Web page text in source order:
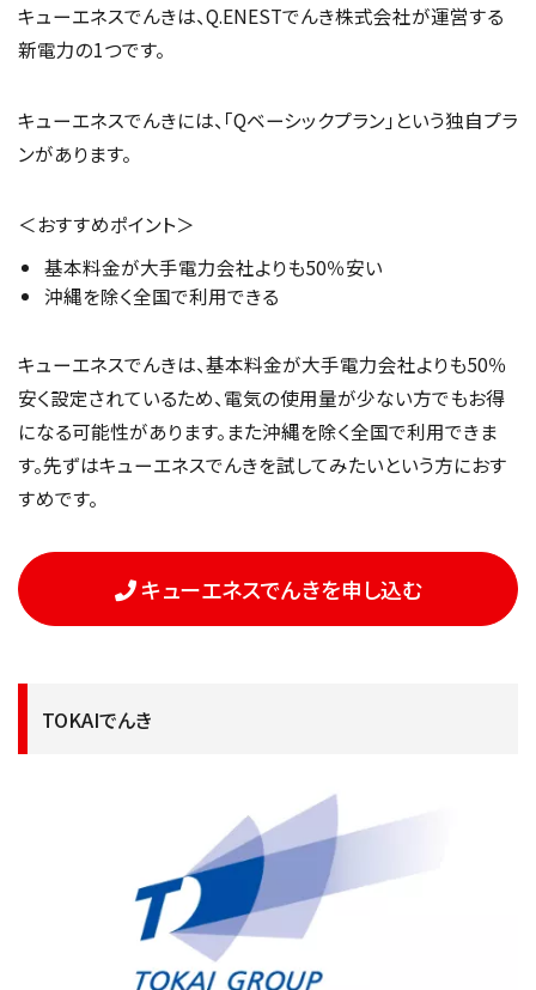
キューエネスでんきは、Q.ENESTでんき株式会社が運営する
新電力の1つです。
キューエネスでんきには、「Qベーシックプラン」という独自プラ
ンがあります。
＜おすすめポイント＞
基本料金が大手電力会社よりも50％安い
沖縄を除く全国で利用できる
キューエネスでんきは、基本料金が大手電力会社よりも50％
安く設定されているため、電気の使用量が少ない方でもお得
になる可能性があります。また沖縄を除く全国で利用できま
す。先ずはキューエネスでんきを試してみたいという方におす
すめです。
キューエネスでんきを申し込む
TOKAIでんき